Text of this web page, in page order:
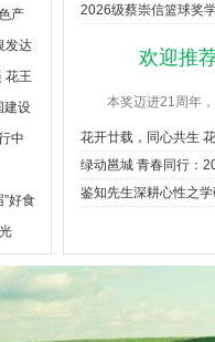
产
发达
花王
品亮
建设
中
好食
2026级蔡崇信篮球奖
欢迎推
本奖迈进21周年
花开廿载，同心共生
绿动邕城 青春同行：
鉴知先生深耕心性之